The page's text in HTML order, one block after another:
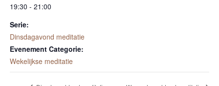
19:30 - 21:00
Serie:
Dinsdagavond meditatie
Evenement Categorie:
Wekelijkse meditatie